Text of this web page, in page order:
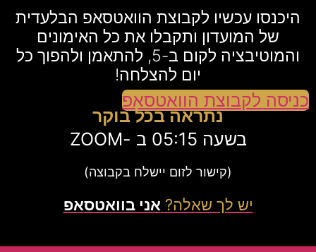
היכנסו עכשיו לקבוצת הוואטסאפ הבלעדית
של המועדון ותקבלו את כל האימונים
והמוטיבציה לקום ב-5, להתאמן ולהפוך כל
יום להצלחה!
כניסה לקבוצת הוואטסאפ
נתראה בכל בוקר
בשעה 05:15 ב -ZOOM
(קישור לזום יישלח בקבוצה)
יש לך שאלה? אני בוואטסאפ